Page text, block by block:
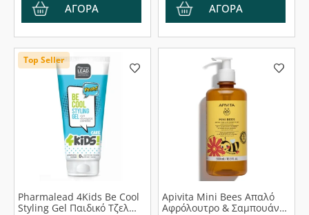
ΑΓΟΡΑ ΑΓΟΡΑ
Top Seller
Pharmalead 4Kids Be Cool
Styling Gel Παιδικό Τζελ
Apivita Mini Bees Απαλό
Αφρόλουτρο & Σαμπουάν